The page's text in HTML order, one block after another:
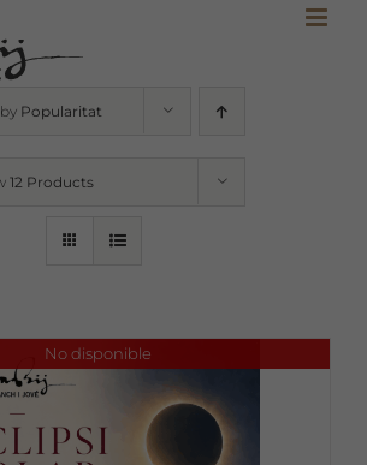
Popularitat
12 Products
No disponible